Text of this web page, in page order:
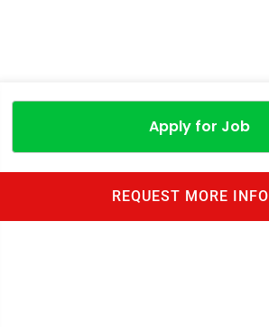
Apply for Job
REQUEST MORE INFO